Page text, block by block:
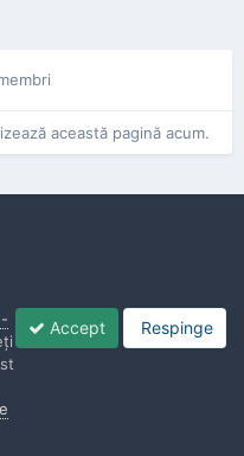
această pagină acum.
ne
2010 - 2026
Community
Accept Respinge